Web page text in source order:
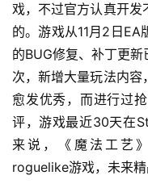
戏，不过官方认真开发
的。游戏从11月2日
的BUG修复、补丁更
次，新增大量玩法内
愈发优秀，而进行过
评，游戏最近30天在
来说，《魔法工艺
roguelike游戏，未来精